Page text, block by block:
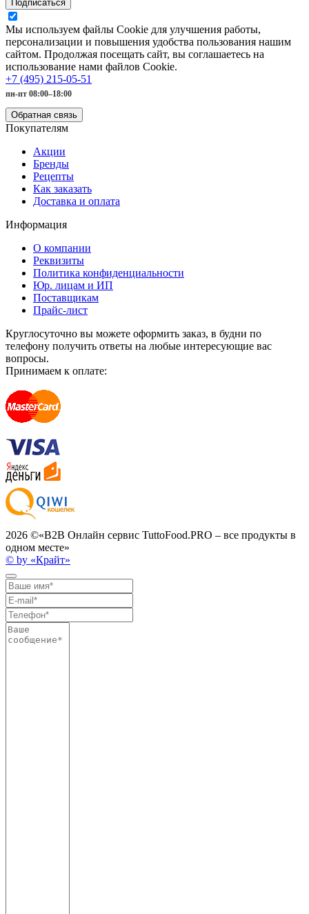
Подписаться
Мы используем файлы Cookie для улучшения работы,
персонализации и повышения удобства пользования нашим
сайтом. Продолжая посещать сайт, вы соглашаетесь на
использование нами файлов Cookie.
+7 (495) 215-05-51
пн-пт 08:00–18:00
Обратная связь
Покупателям
Акции
Бренды
Рецепты
Как заказать
Доставка и оплата
Информация
О компании
Реквизиты
Политика конфиденциальности
Юр. лицам и ИП
Поставщикам
Прайс-лист
Круглосуточно вы можете оформить заказ, в будни по
телефону получить ответы на любые интересующие вас
вопросы.
Принимаем к оплате:
2026 ©«B2B Онлайн сервис TuttoFood.PRO – все продукты в
одном месте»
© by «Крайт»